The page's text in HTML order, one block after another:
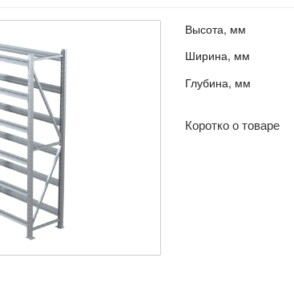
Высота, мм
Ширина, мм
Глубина, мм
Коротко о товаре